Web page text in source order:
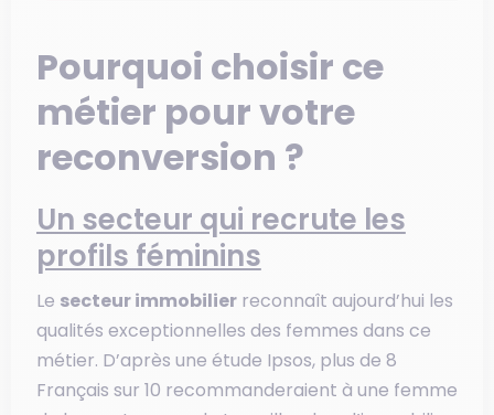
Pourquoi choisir ce
métier pour votre
reconversion ?
Un secteur qui recrute les
profils féminins
Le secteur immobilierreconnaît aujourd’hui les
qualités exceptionnelles des femmes dans ce
métier. D’après une étude Ipsos, plus de 8
Français sur 10 recommanderaient à une femme